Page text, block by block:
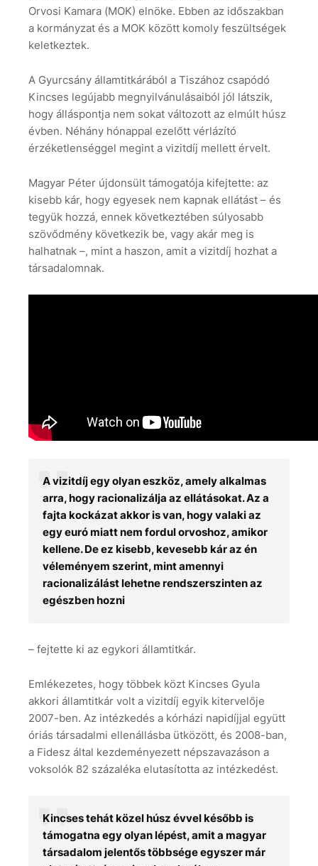
Orvosi Kamara (MOK) elnöke. Ebben az időszakban
a kormányzat és a MOK között komoly feszültségek
keletkeztek.
A Gyurcsány államtitkárából a Tiszához csapódó
Kincses legújabb megnyilvánulásaiból jól látszik,
hogy álláspontja nem sokat változott az elmúlt húsz
évben. Néhány hónappal ezelőtt vérlázító
érzéketlenséggel megint a vizitdíj mellett érvelt.
Magyar Péter újdonsült támogatója kifejtette: az
kisebb kár, hogy egyesek nem kapnak ellátást – és
tegyük hozzá, ennek következtében súlyosabb
szövődmény következik be, vagy akár meg is
halhatnak –, mint a haszon, amit a vizitdíj hozhat a
társadalomnak.
A vizitdíj egy olyan eszköz, amely alkalmas
arra, hogy racionalizálja az ellátásokat. Az a
fajta kockázat akkor is van, hogy valaki az
egy euró miatt nem fordul orvoshoz, amikor
kellene. De ez kisebb, kevesebb kár az én
véleményem szerint, mint amennyi
racionalizálást lehetne rendszerszinten az
egészben hozni
– fejtette ki az egykori államtitkár.
Emlékezetes, hogy többek közt Kincses Gyula
akkori államtitkár volt a vizitdíj egyik kitervelője
2007-ben. Az intézkedés a kórházi napidíjjal együtt
óriás társadalmi ellenállásba ütközött, és 2008-ban,
a Fidesz által kezdeményezett népszavazáson a
voksolók 82 százaléka elutasította az intézkedést.
Kincses tehát közel húsz évvel később is
támogatna egy olyan lépést, amit a magyar
társadalom jelentős többsége egyszer már